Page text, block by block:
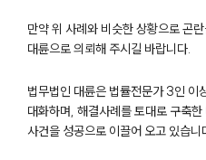
오시
글로벌 파
통합
AI
만약 위 사례와 비슷한 상황으로 곤
대륜으로 의뢰해 주시길 바랍니다.
법무법인 대륜은 법률전문가 3인 이
대화하며, 해결사례를 토대로 구축
사건을 성공으로 이끌어 오고 있습니